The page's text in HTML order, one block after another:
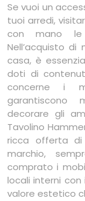
Se vuoi un
tuoi arredi,
con mano le
Nell’acquisto
casa, è
doti di
concerne i
garantiscono
decorare gli
Tavolino
ricca offerta di
marchio,
comprato i
locali interni
valore estetico